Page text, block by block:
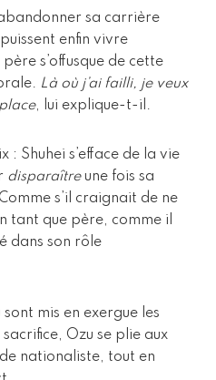
sa carrière
puissent enfin vivre
s’offusque de cette
Là où j’ai failli, je veux
, lui explique-t-il.
: Shuhei s’efface de la vie
disparaîtreune fois sa
s’il craignait de ne
tant que père, comme il
dans son rôle
sont mis en exergue les
Ozu se plie aux
nationaliste, tout en